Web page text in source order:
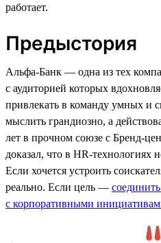
работает.
Предыстория
Альфа-Банк — одна из тех
с аудиторией которых
привлекать в команду умных и
мыслить грандиозно, а
лет в прочном союзе с Бренд-
доказал, что в HR-технологиях
Если хочется устроить
реально. Если цель —
с корпоративными